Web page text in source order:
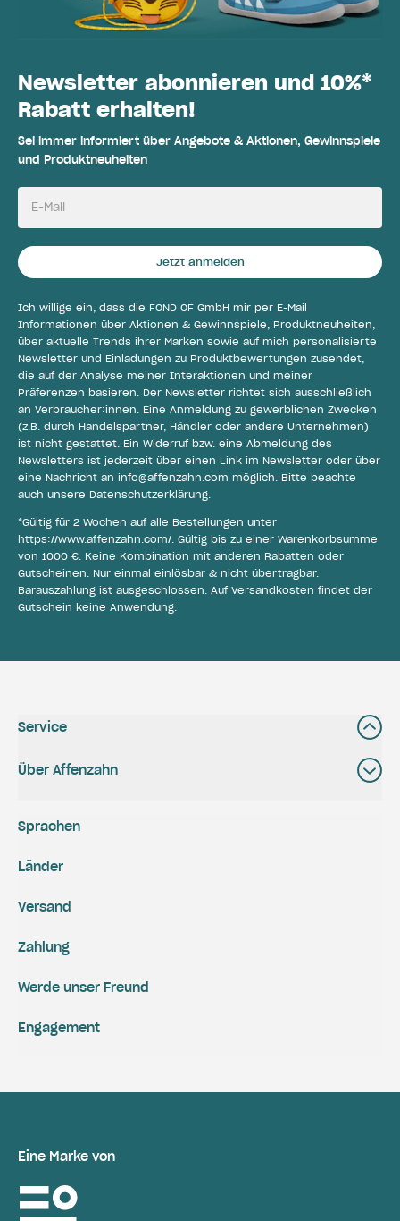
Newsletter abonnieren und 10%*
Rabatt erhalten!
Sei immer informiert über Angebote & Aktionen, Gewinnspiele
und Produktneuheiten
E-Mail
Jetzt anmelden
Ich willige ein, dass die FOND OF GmbH mir per E-Mail
Informationen über Aktionen & Gewinnspiele, Produktneuheiten,
über aktuelle Trends ihrer Marken sowie auf mich personalisierte
Newsletter und Einladungen zu Produktbewertungen zusendet,
die auf der Analyse meiner Interaktionen und meiner
Präferenzen basieren. Der Newsletter richtet sich ausschließlich
an Verbraucher:innen. Eine Anmeldung zu gewerblichen Zwecken
(z.B. durch Handelspartner, Händler oder andere Unternehmen)
ist nicht gestattet. Ein Widerruf bzw. eine Abmeldung des
Newsletters ist jederzeit über einen Link im Newsletter oder über
eine Nachricht an info@affenzahn.com möglich. Bitte beachte
auch unsere Datenschutzerklärung.
*Gültig für 2 Wochen auf alle Bestellungen unter
https://www.affenzahn.com/. Gültig bis zu einer Warenkorbsumme
von 1000 €. Keine Kombination mit anderen Rabatten oder
Gutscheinen. Nur einmal einlösbar & nicht übertragbar.
Barauszahlung ist ausgeschlossen. Auf Versandkosten findet der
Gutschein keine Anwendung.
Service
Über Affenzahn
Versand
Zahlung
Engagement
Werde unser Freund
Sprachen
Länder
Eine Marke von